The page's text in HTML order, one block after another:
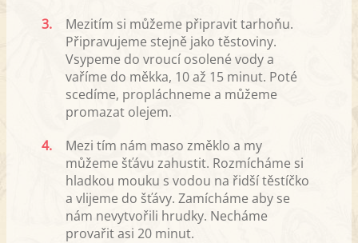
3.
Mezitím si můžeme připravit tarhoňu.
Připravujeme stejně jako těstoviny.
Vsypeme do vroucí osolené vody a
vaříme do měkka, 10 až 15 minut. Poté
scedíme, propláchneme a můžeme
promazat olejem.
4.
Mezi tím nám maso změklo a my
můžeme šťávu zahustit. Rozmícháme si
hladkou mouku s vodou na řidší těstíčko
a vlijeme do šťávy. Zamícháme aby se
nám nevytvořili hrudky. Necháme
provařit asi 20 minut.